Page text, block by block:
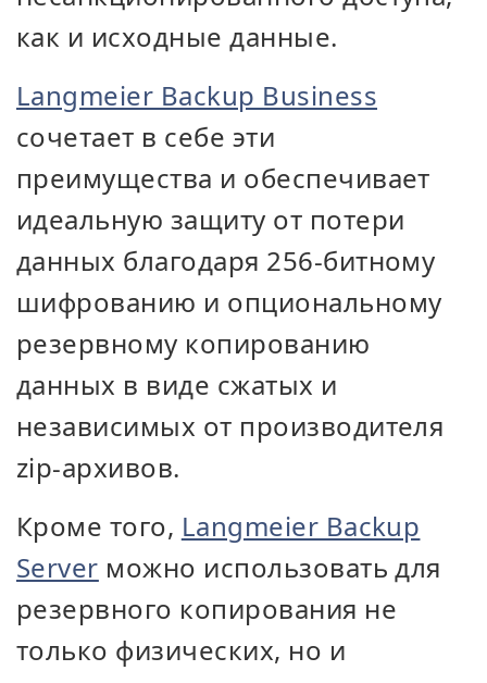
как и исходные данные.
Langmeier Backup Business
сочетает в себе эти
преимущества и обеспечивает
идеальную защиту от потери
данных благодаря 256-битному
шифрованию и опциональному
резервному копированию
данных в виде сжатых и
независимых от производителя
zip-архивов.
Кроме того, Langmeier Backup
Server можно использовать для
резервного копирования не
только физических, но и